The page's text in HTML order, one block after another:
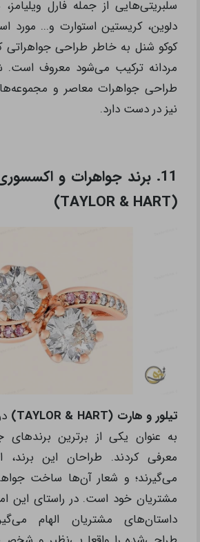
سلبریتی‌هایی از جمله فارل ویلیامز،
دلوین، کریستین استوارت و... مورد
کوکو شنل به خاطر طراحی جواهراتی
مردانه ترکیب می‌شود معروف
طراحی جواهرات معاصر و
نیز در دست دارد.
11. برند جواهرات و
(TAYLOR & HART)
تیلور و هارت (TAYLOR & HART)
به عنوان یکی از برترین برندهای
معرفی کردند. طراحان این برند،
می‌گیرند؛ و شعار آن‌ها ساخت
مشتریان خود است. در راستای این
داستان‌های مشتریان الهام